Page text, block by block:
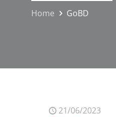
Home GoBD
21/06/2023